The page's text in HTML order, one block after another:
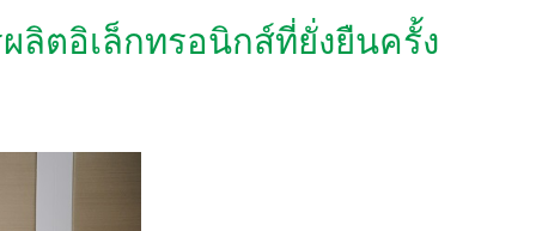
ลิตอิเล็กทรอนิกส์ที่ยั่งยืนครั้ง